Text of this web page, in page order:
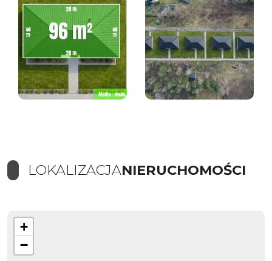
LOKALIZACJANIERUCHOMOŚCI
+
−